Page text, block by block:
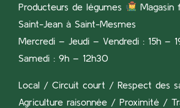
Producteurs de légumes
Magasin
Saint-Jean à Saint-Mesmes
Mercredi – Jeudi – Vendredi : 15h –
Samedi : 9h – 12h30
Local / Circuit court / Respect des
Agriculture raisonnée / Proximité /